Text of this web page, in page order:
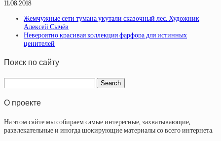
11.08.2018
Жемчужные сети тумана укутали сказочный лес. Художник
Алексей Сычёв
Невероятно красивая коллекция фарфора для истинных
ценителей
Поиск по сайту
О проекте
На этом сайте мы собираем самые интересные, захватывающие,
развлекательные и иногда шокирующие материалы со всего интернета.